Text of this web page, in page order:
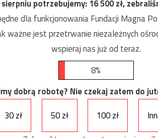
potrzebujemy:16 500zł,
dla funkcjonowania Fundacji Magna
ważne jest przetrwanie niezależnych
wspieraj nas już od teraz.
8%
dobrą robotę? Nie czekaj zatem do
30 zł
50 zł 100 zł